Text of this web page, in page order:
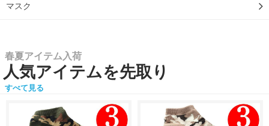
マスク
春夏アイテム入荷
人気アイテムを先取り
すべて見る